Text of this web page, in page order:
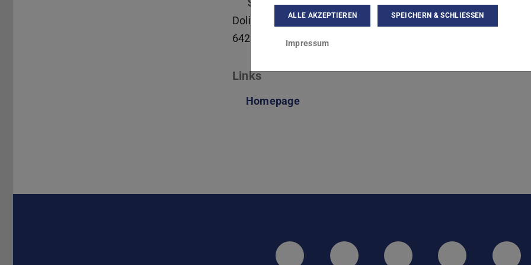
S4|10 101a
Dolivostraße 15
64293
Darmstadt
Links
Homepage
ALLE AKZEPTIEREN SPEICHERN & SCHLIESSEN
Impressum